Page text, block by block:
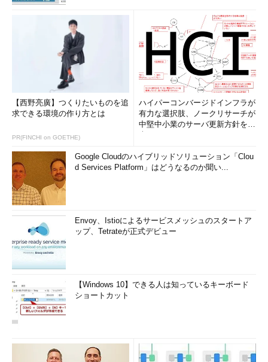
【西野亮廣】つくりたいものを追
求できる環境の作り方とは
PR(FINCHI on GOETHE)
ハイパーコンバージドインフラが
有力な選択肢、ノークリサーチが
中堅中小業のサーバ更新方針を調
Google Cloudのハイブリッドソリューション「Clou
d Services Platform」はどうなるのか聞い...
Envoy、Istioによるサービスメッシュのスタートア
ップ、Tetrateが正式デビュー
【Windows 10】できる人は知っているキーボード
ショートカット